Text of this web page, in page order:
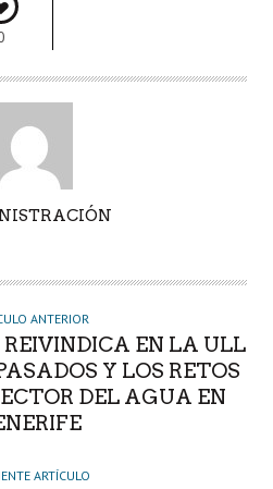
ANTERIOR
EN LA ULL
Y LOS RETOS
DEL AGUA EN
ARTÍCULO